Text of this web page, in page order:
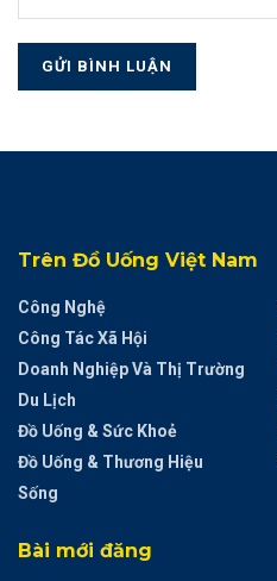
Trên Đồ Uống Việt Nam
Công Nghệ
Công Tác Xã Hội
Doanh Nghiệp Và Thị Trường
Du Lịch
Đồ Uống & Sức Khoẻ
Đồ Uống & Thương Hiệu
Sống
Bài mới đăng